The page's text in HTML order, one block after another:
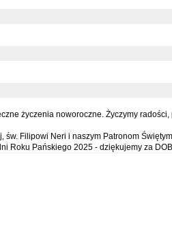
życzenia noworoczne. Życzymy
Filipowi Neri i naszym Patronom
Roku Pańskiego 2025 - dziękujemy za